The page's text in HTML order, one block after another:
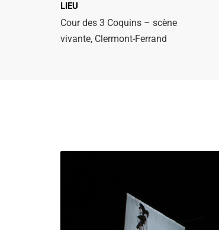
LIEU
Cour des 3 Coquins – scène
vivante, Clermont-Ferrand